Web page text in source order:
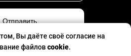
Вы даёте своё согласие на
файловcookie.